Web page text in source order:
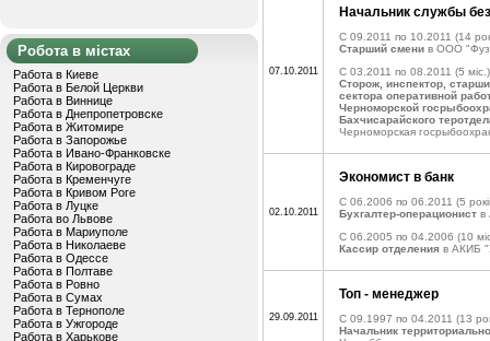
Робота в містах
Работа в Киеве
Работа в Белой Церкви
Работа в Виннице
Работа в Днепропетровске
Работа в Житомире
Работа в Запорожье
Работа в Ивано-Франковске
Работа в Кировограде
Работа в Кременчуге
Работа в Кривом Роге
Работа в Луцке
Работа во Львове
Работа в Мариуполе
Работа в Николаеве
Работа в Одессе
Работа в Полтаве
Работа в Ровно
Работа в Сумах
Работа в Тернополе
Работа в Ужгороде
Работа в Харькове
07.10.2011
Начальник службы
C 09.2011 по 10.2011 (14
Старший смени в ООО
C 03.2011 по 08.2011 (5 міс.)
Сторож, инспектор,
сектора оперативной
Черноморской
Бахчисарайского
Черноморская
02.10.2011
Экономист в банк
C 06.2006 по 06.2011 (5
Бухгалтер-операционист в
C 06.2005 по 04.2006 (10
Кассир отделения в АКИБ
29.09.2011
Топ - менеджер
C 09.1997 по 04.2011 (13
Начальник